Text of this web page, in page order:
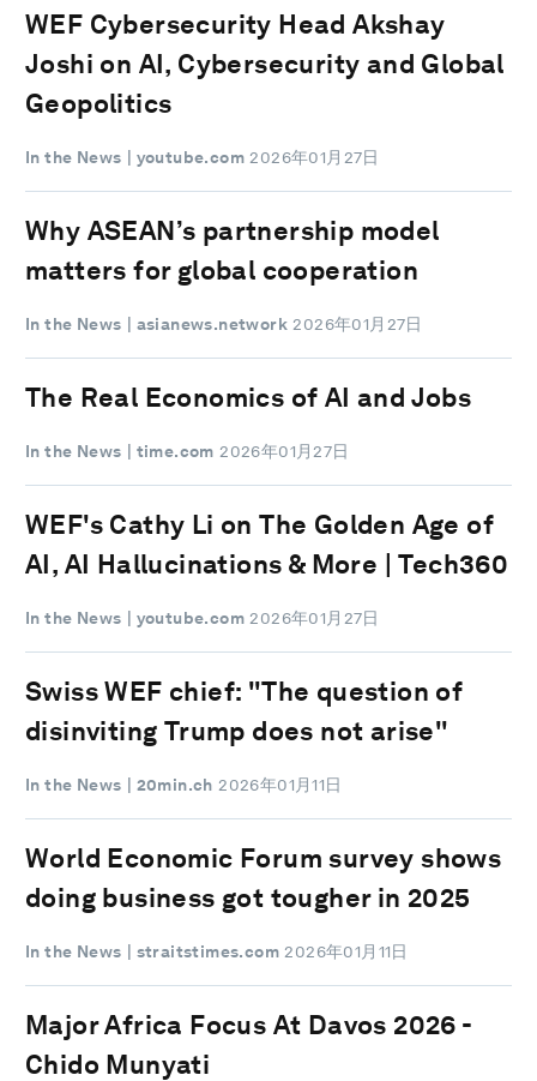
WEF Cybersecurity Head Akshay
Joshi on AI, Cybersecurity and Global
Geopolitics
In the News | youtube.com 2026年01月27日
Why ASEAN’s partnership model
matters for global cooperation
In the News | asianews.network 2026年01月27日
The Real Economics of AI and Jobs
In the News | time.com 2026年01月27日
WEF's Cathy Li on The Golden Age of
AI, AI Hallucinations & More | Tech360
In the News | youtube.com 2026年01月27日
Swiss WEF chief: "The question of
disinviting Trump does not arise"
In the News | 20min.ch 2026年01月11日
World Economic Forum survey shows
doing business got tougher in 2025
In the News | straitstimes.com 2026年01月11日
Major Africa Focus At Davos 2026 -
Chido Munyati